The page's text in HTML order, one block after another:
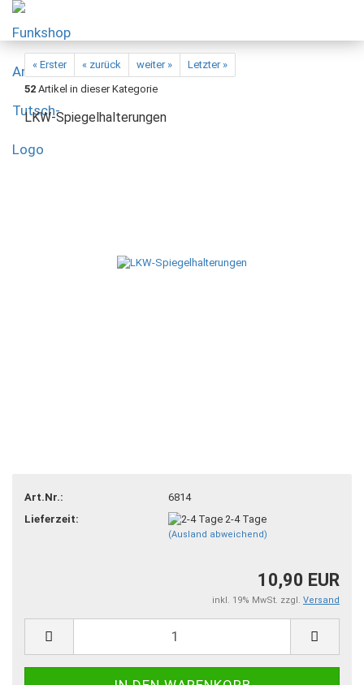
« Erster « zurück weiter »
Letzter »
52 Artikel in dieser Kategorie
LKW-Spiegelhalterungen
Art.Nr.:
6814
Lieferzeit:
2-4 Tage
(Ausland abweichend)
10,90 EUR
inkl. 19% MwSt. zzgl. Versand